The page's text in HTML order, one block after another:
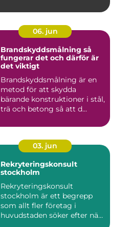
06. jun
Brandskyddsmålning så
fungerar det och därför är
det viktigt
Brandskyddsmålning är en
metod för att skydda
bärande konstruktioner i stål,
trä och betong så att d...
03. jun
Rekryteringskonsult
stockholm
Rekryteringskonsult
stockholm är ett begrepp
som allt fler företag i
huvudstaden söker efter när